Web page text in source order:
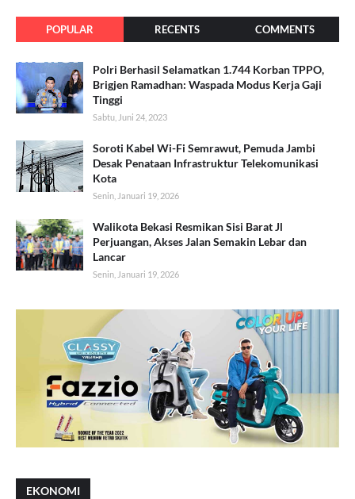
POPULAR RECENTS COMMENTS
Polri Berhasil Selamatkan 1.744 Korban TPPO,
Brigjen Ramadhan: Waspada Modus Kerja Gaji
Tinggi
Sabtu, Juni 24, 2023
Soroti Kabel Wi-Fi Semrawut, Pemuda Jambi
Desak Penataan Infrastruktur Telekomunikasi
Kota
Senin, Januari 19, 2026
Walikota Bekasi Resmikan Sisi Barat Jl
Perjuangan, Akses Jalan Semakin Lebar dan
Lancar
Senin, Januari 19, 2026
EKONOMI